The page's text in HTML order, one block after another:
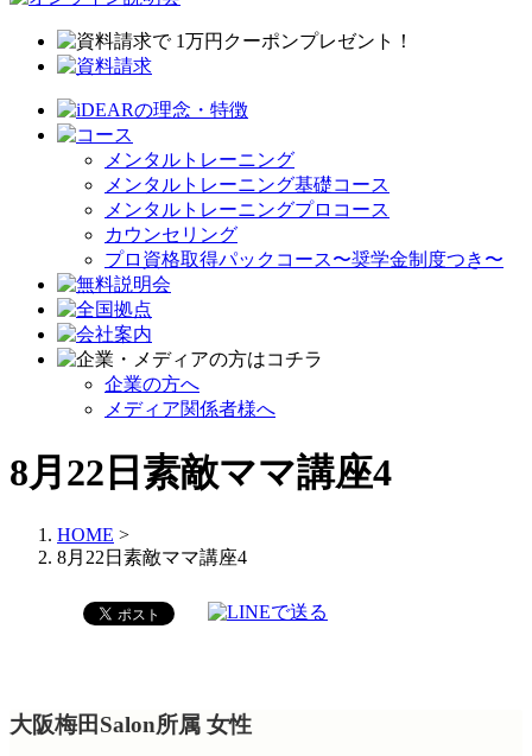
メンタルトレーニング
メンタルトレーニング基礎コース
メンタルトレーニングプロコース
カウンセリング
プロ資格取得パックコース〜奨学金制度つき〜
企業の方へ
メディア関係者様へ
8月22日素敵ママ講座4
HOME >
8月22日素敵ママ講座4
大阪梅田Salon所属 女性